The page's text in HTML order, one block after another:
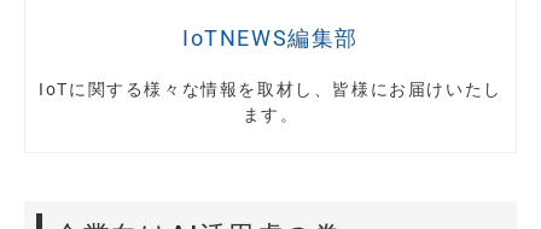
IoTNEWS編集部
IoTに関する様々な情報を取材し、皆様にお届けいたし
ます。